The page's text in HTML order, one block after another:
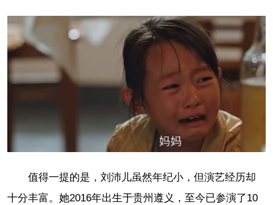
值得一提的是，刘沛儿虽然年纪小，但演艺经历却
十分丰富。她2016年出生于贵州遵义，至今已参演了10